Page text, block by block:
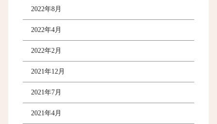
2022年8月
2022年4月
2022年2月
2021年12月
2021年7月
2021年4月